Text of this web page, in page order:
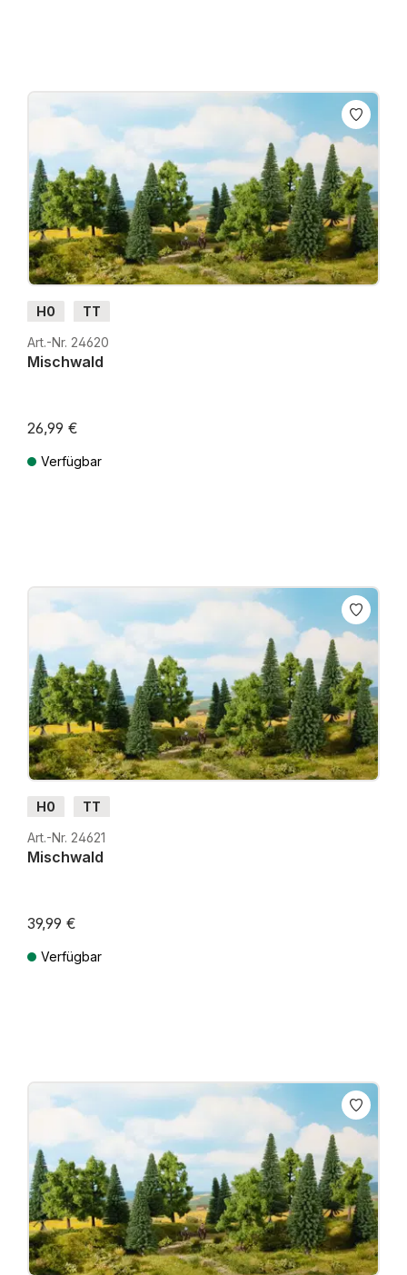
H0
TT
Art.-Nr. 24620
Mischwald
26,99 €
Verfügbar
H0
TT
Art.-Nr. 24621
Mischwald
39,99 €
Verfügbar